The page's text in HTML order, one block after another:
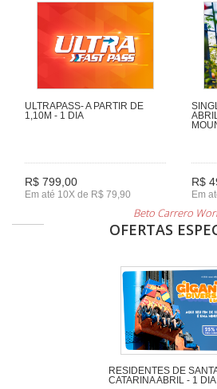
ULTRAPASS- A PARTIR DE
1,10M - 1 DIA
R$ 799,00
Em até 10X de R$ 79,90
R$
Em
Beto Carrero
OFERTAS
RESIDENTES DE
CATARINA ABRIL - 1 DIA